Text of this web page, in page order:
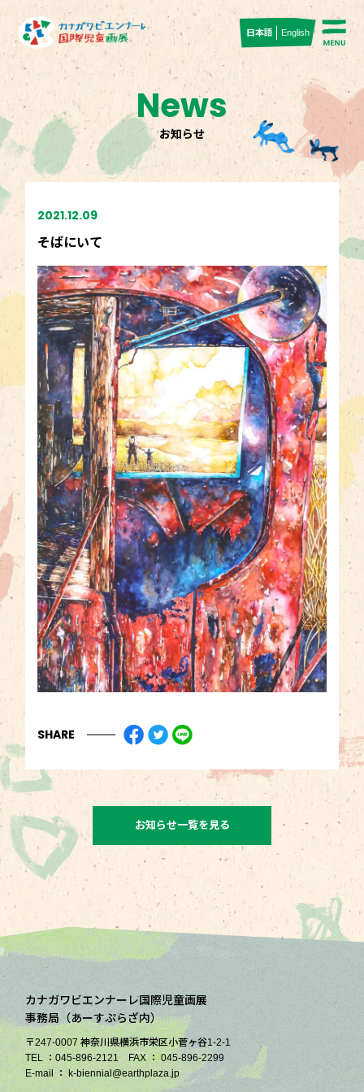
English
日本語
News
お知らせ
2021.12.09
そばにいて
SHARE
お知らせ一覧を見る
カナガワビエンナーレ国際児童画展
事務局（あーすぷらざ内）
〒247-0007 神奈川県横浜市栄区小菅ヶ谷1-2-1
TEL ：045-896-2121 FAX ： 045-896-2299
E-mail ： k-biennial@earthplaza.jp